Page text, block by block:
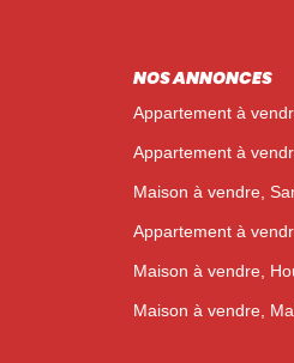
NOS ANNONCES
Appartement à
Appartement à
Maison à vendre,
Appartement à
Maison à vendre,
Maison à vendre,